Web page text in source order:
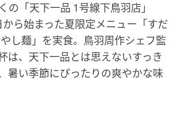
の「天下一品 1号線下鳥羽店」
ら始まった夏限定メニュー「すだ
し麺」を実食。鳥羽周作シェフ監
は、天下一品とは思えないすっき
暑い季節にぴったりの爽やかな味